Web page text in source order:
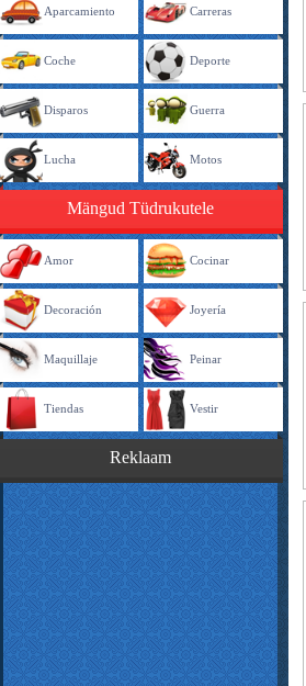
Aparcamiento Carreras
Coche Deporte
Disparos Guerra
Lucha Motos
Mängud Tüdrukutele
Amor Cocinar
Decoración Joyería
Maquillaje Peinar
Tiendas Vestir
Reklaam